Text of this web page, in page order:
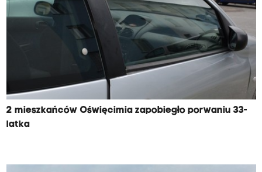
2 mieszkańców Oświęcimia zapobiegło porwaniu 33-
latka